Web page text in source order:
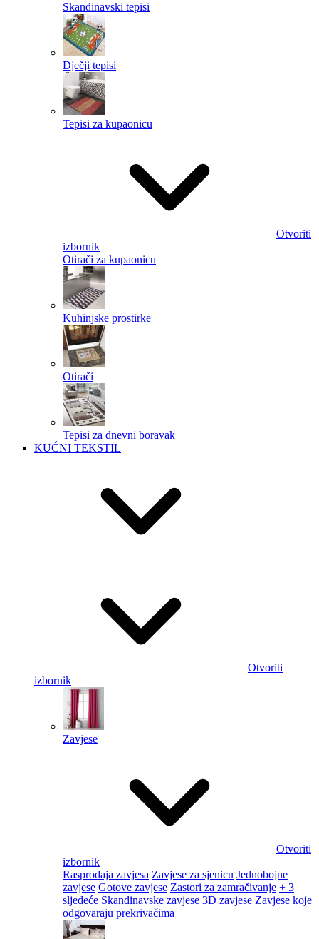
Skandinavski tepisi
Dječji tepisi
Tepisi za kupaonicu
Otvoriti
izbornik
Otirači za kupaonicu
Kuhinjske prostirke
Otirači
Tepisi za dnevni boravak
KUĆNI TEKSTIL
Otvoriti
izbornik
Zavjese
Otvoriti
izbornik
Rasprodaja zavjesa Zavjese za sjenicu Jednobojne
zavjese Gotove zavjese Zastori za zamračivanje + 3
sljedeće Skandinavske zavjese 3D zavjese Zavjese koje
odgovaraju prekrivačima